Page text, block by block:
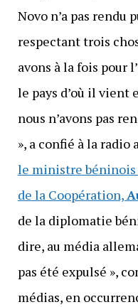
Novo n’a pas rendu
respectant trois
avons à la fois pour
le pays d’où il vient
nous n’avons pas
», a confié à la
le ministre béninois
de la Coopération,
de la diplomatie
dire, au média
pas été expulsé »,
médias, en